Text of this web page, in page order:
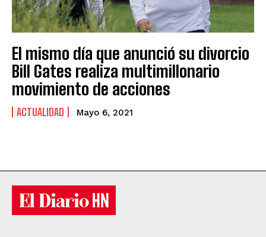
El mismo día que anunció su divorcio
Bill Gates realiza multimillonario
movimiento de acciones
ACTUALIDAD Mayo 6, 2021